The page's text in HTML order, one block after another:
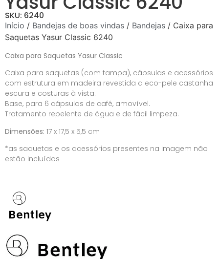
SKU: 6240
Início / Bandejas de boas vindas / Bandejas / Caixa para
Saquetas Yasur Classic 6240
Caixa para Saquetas Yasur Classic
Caixa para saquetas (com tampa), cápsulas e acessórios
com estrutura em madeira revestida a eco-pele castanha
escura e costuras à vista.
Base, para 6 cápsulas de café, amovível.
Tratamento repelente de água e de fácil limpeza.
Dimensões: 17 x 17,5 x 5,5 cm
*as saquetas e os acessórios presentes na imagem não
estão incluídos